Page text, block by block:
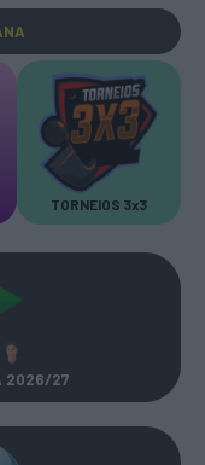
TORNEIOS 3x3
2026/27